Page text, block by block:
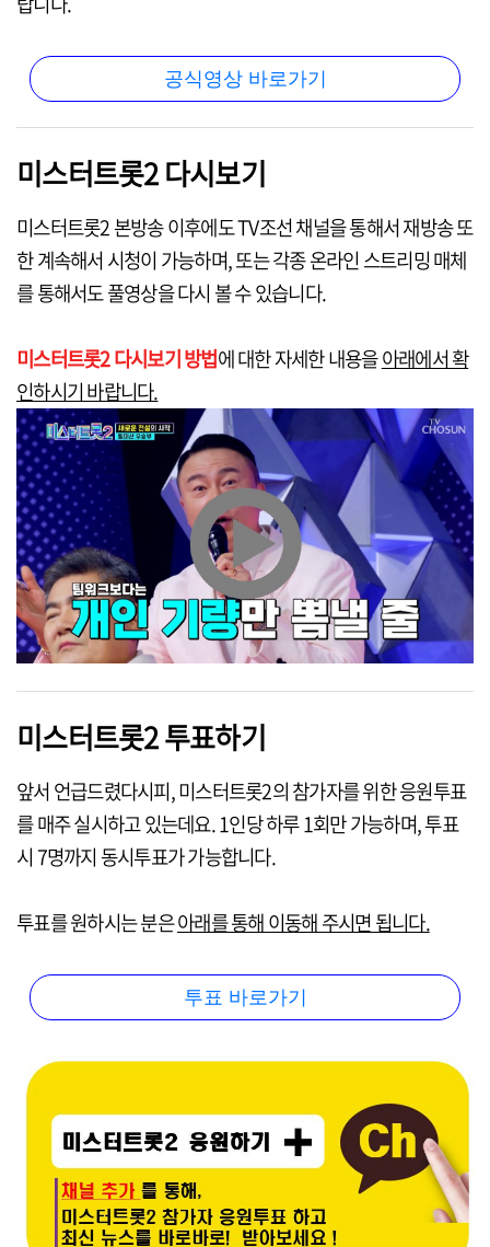
공식영상 바로가기
미스터트롯2 다시보기
미스터트롯2 본방송 이후에도 TV조선 채널을 통해서 재방송 또
한 계속해서 시청이 가능하며, 또는 각종 온라인 스트리밍 매체
를 통해서도 풀영상을 다시 볼 수 있습니다.
미스터트롯2 다시보기 방법에 대한 자세한 내용을아래에서 확
인하시기 바랍니다.
미스터트롯2 투표하기
앞서 언급드렸다시피, 미스터트롯2의 참가자를 위한 응원투표
를 매주 실시하고 있는데요. 1인당 하루 1회만 가능하며, 투표
시 7명까지 동시투표가 가능합니다.
투표를 원하시는 분은아래를 통해 이동해 주시면 됩니다.
투표 바로가기